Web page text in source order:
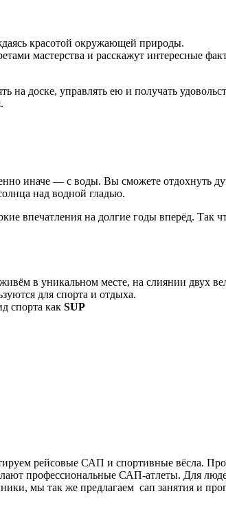
красотой окружающей природы.
мастерства и расскажут интересные
на доске, управлять ею и получать
иначе — с воды. Вы сможете отдохнуть
над водной гладью.
впечатления на долгие годы вперёд. Так
в уникальном месте, на слиянии двух
для спорта и отдыха.
спорта какSUP
рейсовые САП и спортивные вёсла.
профессиональные САП-атлеты. Для
мы так же предлагаем сап занятия и